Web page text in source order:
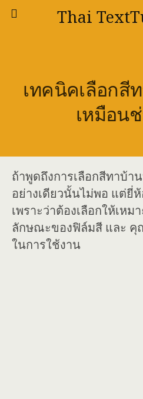
Thai
เทคนิคเลือกสี
เหมือนช่
ถ้าพูดถึงการเลือกสีทาบ้า
อย่างเดียวนั้นไม่พอ แต่ยี่
เพราะว่าต้องเลือกให้เห
ลักษณะของฟิล์มสี และ
ในการใช้งาน